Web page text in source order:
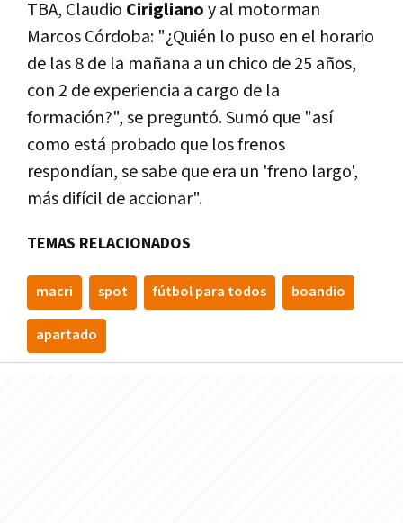
TBA, Claudio Ciriglianoy al motorman
Marcos Córdoba: "¿Quién lo puso en el horario
de las 8 de la mañana a un chico de 25 años,
con 2 de experiencia a cargo de la
formación?", se preguntó. Sumó que "así
como está probado que los frenos
respondían, se sabe que era un 'freno largo',
más difícil de accionar".
TEMAS RELACIONADOS
macri spot fútbol para todos boandio
apartado